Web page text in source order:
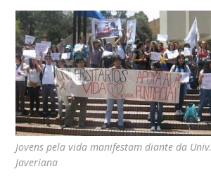
Jovens pela vida manifestam diante da Univ.
Javeriana